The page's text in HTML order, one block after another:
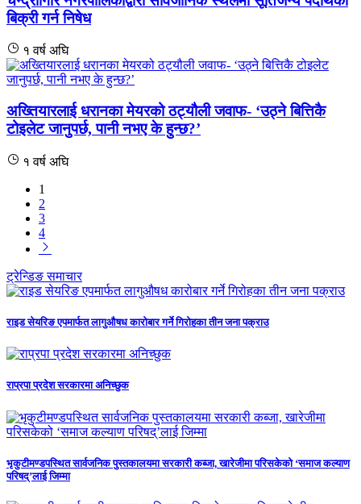
बिक्री गर्न निषेध
१ वर्ष अघि
अख्तियारलाई धरानका मेयरको ठट्यौली जवाफ- ‘उठ्ने बित्तिकै
टोइलेट जानुपर्छ, पानी नभए के हुन्छ?’
१ वर्ष अघि
1
2
3
4
ट्रेन्डिङ समाचार
राइड सेयरिङ एपमार्फत लागुऔषध कारोबार गर्ने गिरोहका तीन जना पक्राउ
राप्रपा प्रदेश सरकारमा अनिच्छुक
भृकुटीमण्डपस्थित सार्वजनिक पुस्तकालयमा सरकारी कब्जा, खारेजीमा परिसकेको ‘समाज कल्याण
परिषद्’लाई जिम्मा